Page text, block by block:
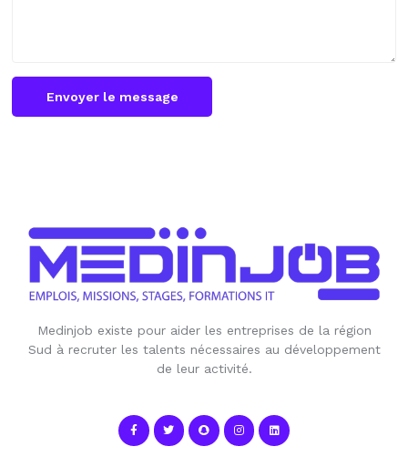
Envoyer le message
Medinjob existe pour aider les entreprises de la région
Sud à recruter les talents nécessaires au développement
de leur activité.